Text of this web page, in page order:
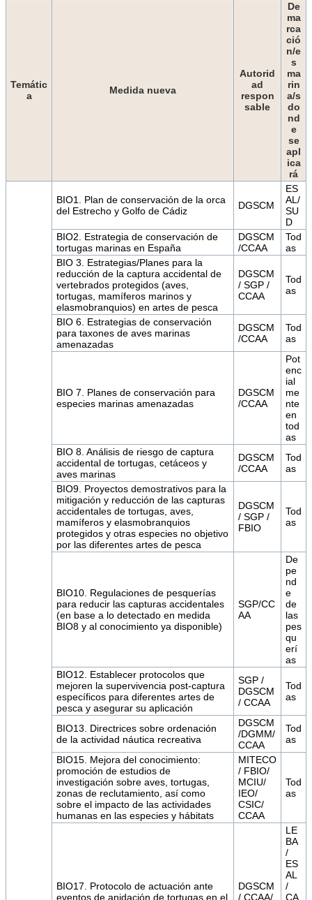
Temátic
a
Medida nueva
Autorid
ad
respon
sable
De
ma
rca
ció
n/e
s
ma
rin
a/s
do
nd
e
se
apl
ica
rá
BIO1. Plan de conservación de la orca
del Estrecho y Golfo de Cádiz
DGSCM
ES
AL/
SU
D
BIO2. Estrategia de conservación de
tortugas marinas en España
DGSCM
/CCAA
Tod
as
BIO 3. Estrategias/Planes para la
reducción de la captura accidental de
vertebrados protegidos (aves,
tortugas, mamíferos marinos y
elasmobranquios) en artes de pesca
DGSCM
/ SGP /
CCAA
Tod
as
BIO 6. Estrategias de conservación
para taxones de aves marinas
amenazadas
DGSCM
/CCAA
Tod
as
BIO 7. Planes de conservación para
especies marinas amenazadas
DGSCM
/CCAA
Pot
enc
ial
me
nte
en
tod
as
BIO 8. Análisis de riesgo de captura
accidental de tortugas, cetáceos y
aves marinas
DGSCM
/CCAA
Tod
as
BIO9. Proyectos demostrativos para la
mitigación y reducción de las capturas
accidentales de tortugas, aves,
mamíferos y elasmobranquios
protegidos y otras especies no objetivo
por las diferentes artes de pesca
DGSCM
/ SGP /
FBIO
Tod
as
BIO10. Regulaciones de pesquerías
para reducir las capturas accidentales
(en base a lo detectado en medida
BIO8 y al conocimiento ya disponible)
SGP/CC
AA
De
pe
nd
e
de
las
pes
qu
erí
as
BIO12. Establecer protocolos que
mejoren la supervivencia post-captura
específicos para diferentes artes de
pesca y asegurar su aplicación
SGP /
DGSCM
/ CCAA
Tod
as
BIO13. Directrices sobre ordenación
de la actividad náutica recreativa
DGSCM
/DGMM/
CCAA
Tod
as
BIO15. Mejora del conocimiento:
promoción de estudios de
investigación sobre aves, tortugas,
zonas de reclutamiento, así como
sobre el impacto de las actividades
humanas en las especies y hábitats
MITECO
/ FBIO/
MCIU/
IEO/
CSIC/
CCAA
Tod
as
BIO17. Protocolo de actuación ante
eventos de anidación de tortugas en el
DGSCM
/ CCAA/
LE
BA
/
ES
AL
/
CA